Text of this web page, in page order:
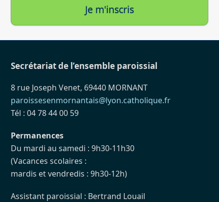
Je m'inscris
Secrétariat de l’ensemble paroissial
8 rue Joseph Venet, 69440 MORNANT
paroissesenmornantais@lyon.catholique.fr
Tél : 04 78 44 00 59
Permanences
Du mardi au samedi : 9h30-11h30
(Vacances scolaires :
mardis et vendredis : 9h30-12h)
Assistant paroissial : Bertrand Louail